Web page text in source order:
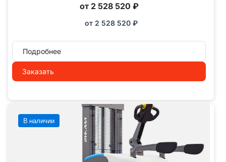
от 2 528 520 ₽
от 2 528 520 ₽
Подробнее
Заказать
В наличии